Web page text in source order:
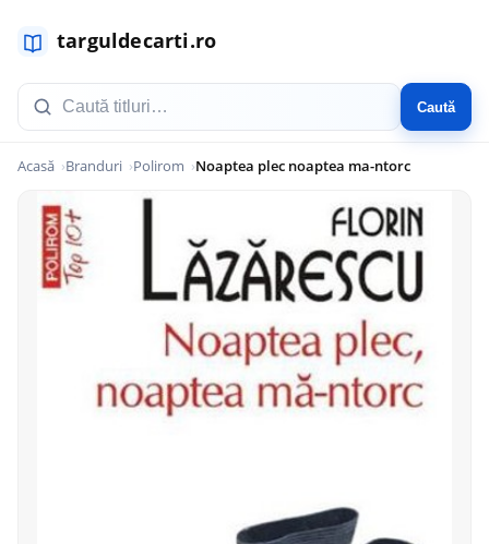
Caută
Acasă Branduri Polirom Noaptea plec noaptea ma-ntorc